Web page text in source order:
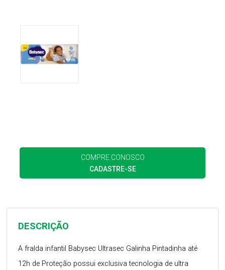
COMPRE CONOSCO
CADASTRE-SE
DESCRIÇÃO
A fralda infantil Babysec Ultrasec Galinha Pintadinha até
12h de Proteção possui exclusiva tecnologia de ultra